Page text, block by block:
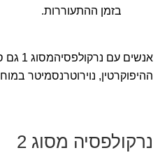
בזמן ההתעוררות.
אנשים
ההיפוקרטין, נוירוטרנסמיטר
נרקולפסיה מסוג 2